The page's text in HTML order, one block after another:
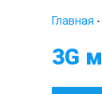
Главная -
3G